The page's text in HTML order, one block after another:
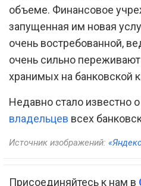
объеме. Финансовое
запущенная им новая
очень востребованной,
очень сильно
хранимых на банковской
Недавно стало известно
владельцев всех
Источник изображений:
Присоединяйтесь к нам в